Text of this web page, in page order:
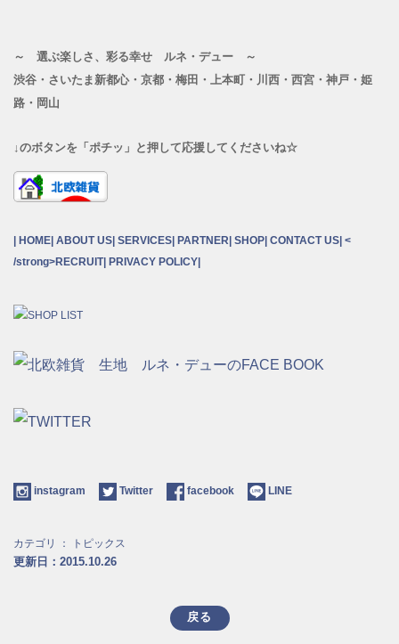
～ 選ぶ楽しさ、彩る幸せ ルネ・デュー ～
渋谷・さいたま新都心・京都・梅田・上本町・川西・西宮・神戸・姫
路・岡山
↓のボタンを「ポチッ」と押して応援してくださいね☆
| HOME| ABOUT US| SERVICES| PARTNER| SHOP| CONTACT US| <
/strong>RECRUIT| PRIVACY POLICY|
instagram Twitter facebook LINE
カテゴリ ： トピックス
更新日：2015.10.26
戻る